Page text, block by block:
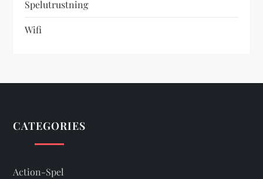
Spelutrustning
Wifi
CATEGORIES
Action-Spel